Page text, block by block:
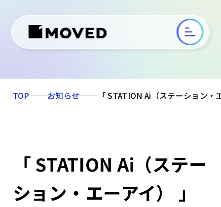
TOP お知らせ 「 STATION Ai（ステーション・
「 STATION Ai（ステー
ション・エーアイ） 」